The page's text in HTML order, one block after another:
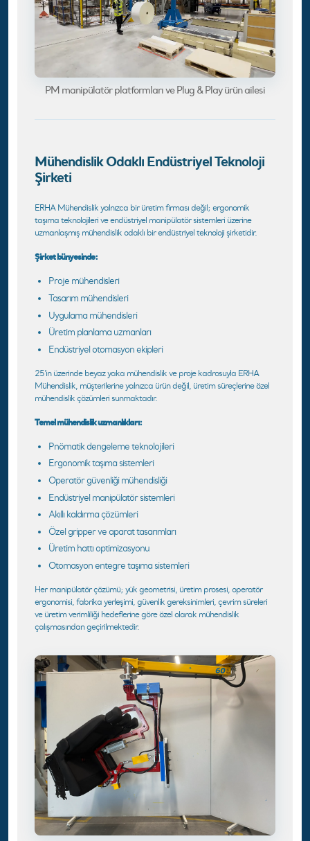
PM manipülatör platformları ve Plug & Play ürün ailesi
Mühendislik Odaklı Endüstriyel Teknoloji
Şirketi
ERHA Mühendislik yalnızca bir üretim firması değil; ergonomik
taşıma teknolojileri ve endüstriyel manipülatör sistemleri üzerine
uzmanlaşmış mühendislik odaklı bir endüstriyel teknoloji şirketidir.
Şirket bünyesinde:
Proje mühendisleri
Tasarım mühendisleri
Uygulama mühendisleri
Üretim planlama uzmanları
Endüstriyel otomasyon ekipleri
25'in üzerinde beyaz yaka mühendislik ve proje kadrosuyla ERHA
Mühendislik, müşterilerine yalnızca ürün değil, üretim süreçlerine özel
mühendislik çözümleri sunmaktadır.
Temel mühendislik uzmanlıkları:
Pnömatik dengeleme teknolojileri
Ergonomik taşıma sistemleri
Operatör güvenliği mühendisliği
Endüstriyel manipülatör sistemleri
Akıllı kaldırma çözümleri
Özel gripper ve aparat tasarımları
Üretim hattı optimizasyonu
Otomasyon entegre taşıma sistemleri
Her manipülatör çözümü; yük geometrisi, üretim prosesi, operatör
ergonomisi, fabrika yerleşimi, güvenlik gereksinimleri, çevrim süreleri
ve üretim verimliliği hedeflerine göre özel olarak mühendislik
çalışmasından geçirilmektedir.